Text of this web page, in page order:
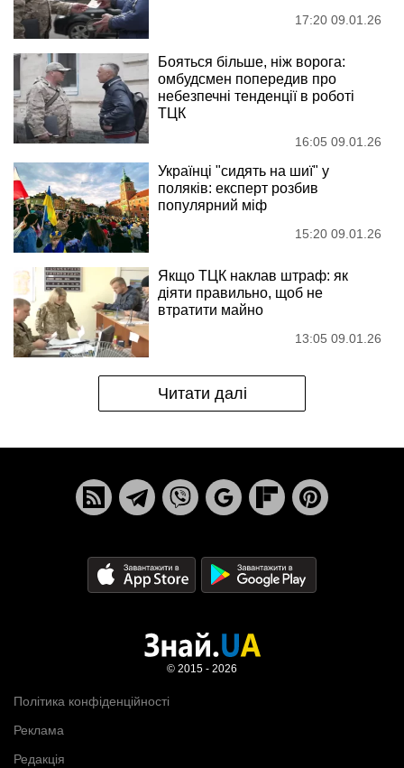
17:20 09.01.26
Бояться більше, ніж ворога:
омбудсмен попередив про
небезпечні тенденції в роботі
ТЦК
16:05 09.01.26
Українці "сидять на шиї" у
поляків: експерт розбив
популярний міф
15:20 09.01.26
Якщо ТЦК наклав штраф: як
діяти правильно, щоб не
втратити майно
13:05 09.01.26
Читати далі
Політика конфіденційності
Реклама
Редакція
© 2015 - 2026